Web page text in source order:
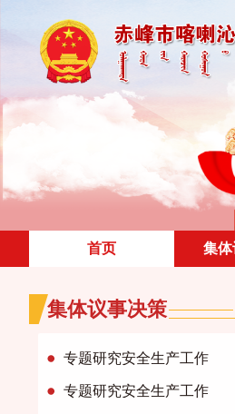
首页 集
集体议事决策
专题研究安全生产工作
专题研究安全生产工作